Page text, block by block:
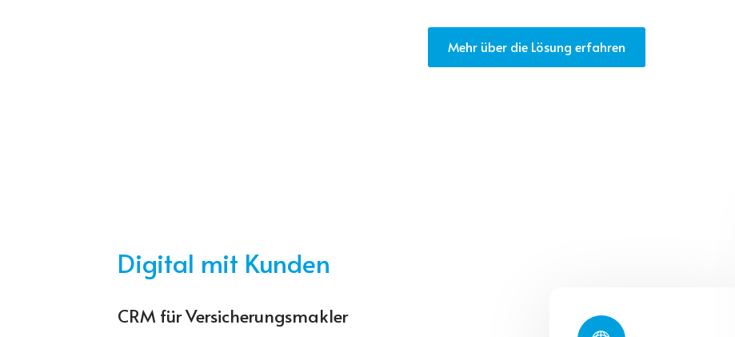
Mehr über die Lösung erfahren
Digital mit Kunden
CRM für Versicherungsmakler